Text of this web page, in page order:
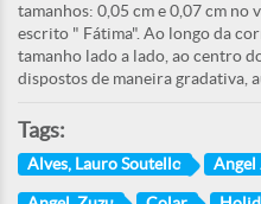
tamanhos: 0,05 cm e 0,07 cm
escrito " Fátima". Ao longo da
tamanho lado a lado, ao centro
dispostos de maneira gradativa,
Tags:
Alves, Lauro Soutello Angel